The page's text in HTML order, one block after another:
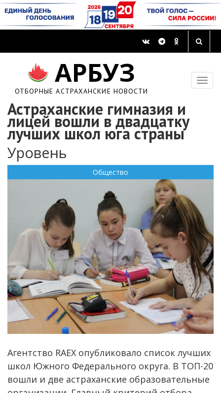
АРБУЗ
ОТБОРНЫЕ АСТРАХАНСКИЕ НОВОСТИ
Астраханские гимназия и
лицей вошли в двадцатку
лучших школ юга страны
Уровень
Общество
Агентство RAEX опубликовало список лучших
школ Южного Федерального округа. В ТОП-20
вошли и две астраханские образовательные